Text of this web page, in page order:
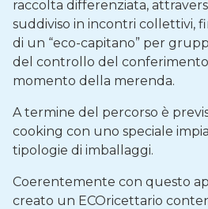
raccolta differenziata,
suddiviso in incontri collettivi,
di un “eco-capitano” per
del controllo del conferimento
momento della merenda.
A termine del percorso è
cooking con uno speciale
tipologie di imballaggi.
Coerentemente con questo
creato un ECOricettario